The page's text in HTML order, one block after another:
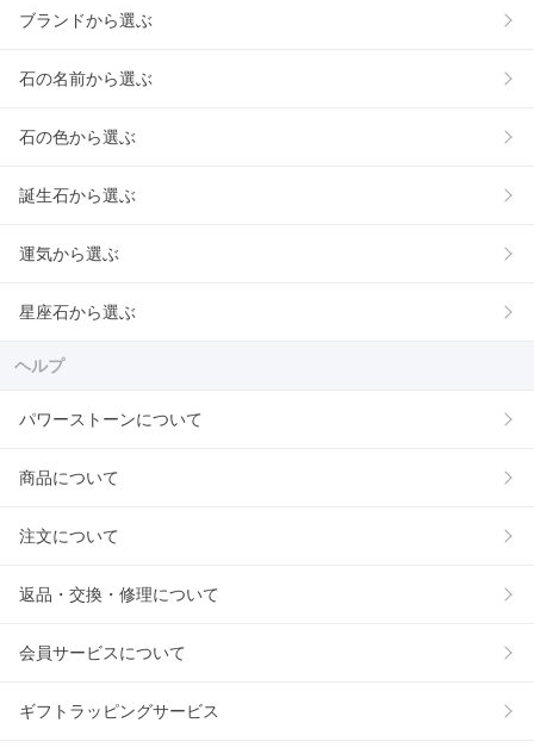
ブランドから選ぶ
石の名前から選ぶ
石の色から選ぶ
誕生石から選ぶ
運気から選ぶ
星座石から選ぶ
ヘルプ
パワーストーンについて
商品について
注文について
返品・交換・修理について
会員サービスについて
ギフトラッピングサービス